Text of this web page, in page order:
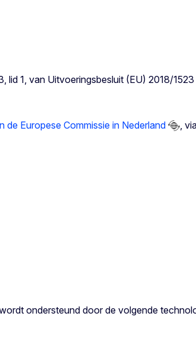
lid 1, van Uitvoeringsbesluit (EU) 2018/
Europese Commissie in Nederland
,
ondersteund door de volgende